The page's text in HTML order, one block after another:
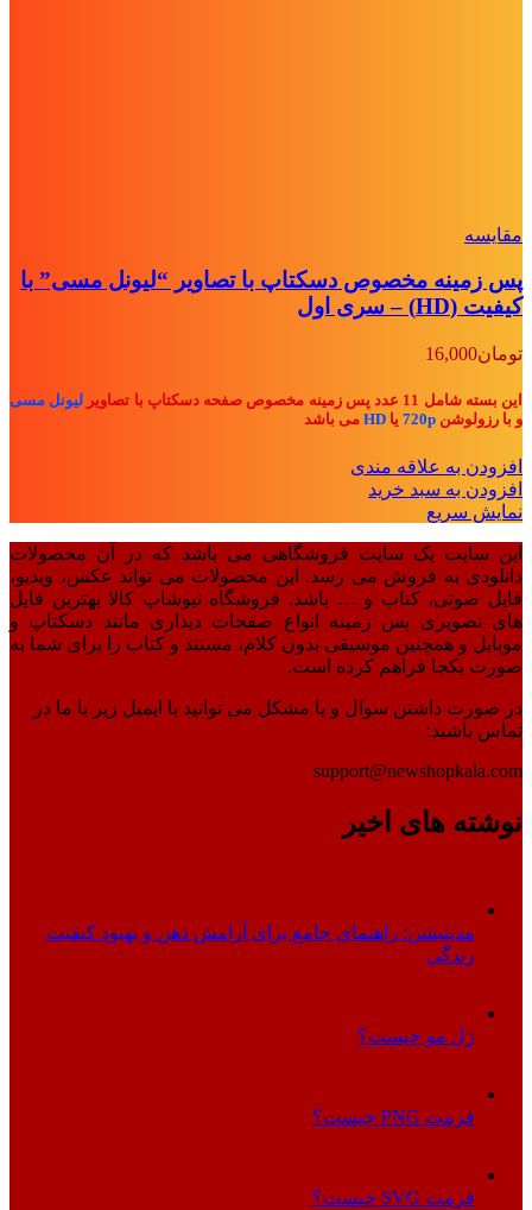
مقايسه
پس زمینه مخصوص دسکتاپ با تصاویر “لیونل مسی” با
کیفیت (HD) – سری اول
تومان16,000
این بسته شامل 11 عدد پس زمینه مخصوص صفحه دسکتاپ با تصاویر
لیونل مسی
و با رزولوشن 720p یا HD می باشد
افزودن به علاقه مندی
افزودن به سبد خرید
نمایش سریع
این سایت یک سایت فروشگاهی می باشد که در آن محصولات
دانلودی به فروش می رسد. این محصولات می تواند عکس، ویدیو،
فایل صوتی، کتاب و … باشد. فروشگاه نیوشاپ کالا بهترین فایل
های تصویری پس زمینه انواع صفحات دیداری مانند دسکتاپ و
موبایل و همچنین موسیقی بدون کلام، مستند و کتاب را برای شما به
صورت یکجا فراهم کرده است.
در صورت داشتن سوال و یا مشکل می توانید با ایمیل زیر با ما در
تماس باشید:
support@newshopkala.com
نوشته های اخیر
مدیتیشن: راهنمای جامع برای آرامش ذهن و بهبود کیفیت
زندگی
ژل مو چیست؟
فرمت PNG چیست؟
فرمت SVG چیست؟